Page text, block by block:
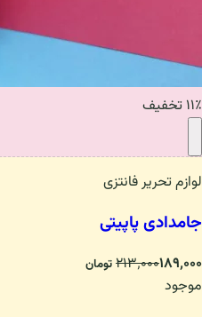
۱۱٪ تخفیف
لوازم تحریر فانتزی
جامدادی پاپیتی
۲۱۳٬۰۰۰۱۸۹٬۰۰۰ تومان
موجود